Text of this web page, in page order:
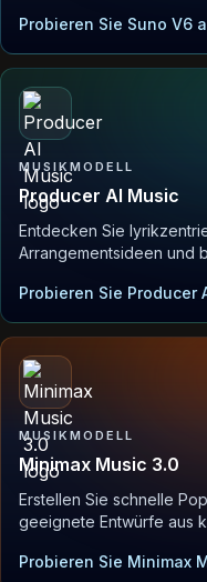
Probieren Sie Suno V6
MUSIKMODELL
Producer AI Music
Entdecken Sie
Arrangementsideen und
Probieren Sie Producer
MUSIKMODELL
Minimax Music 3.0
Erstellen Sie schnelle
geeignete Entwürfe aus
Probieren Sie Minimax